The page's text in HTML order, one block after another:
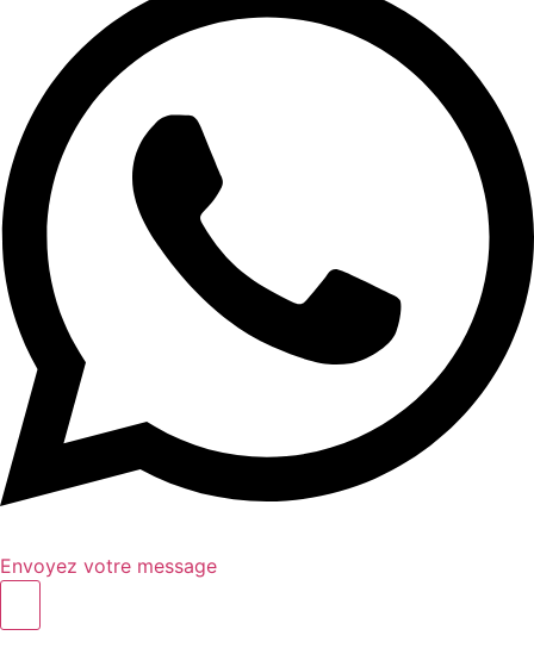
Envoyez votre message